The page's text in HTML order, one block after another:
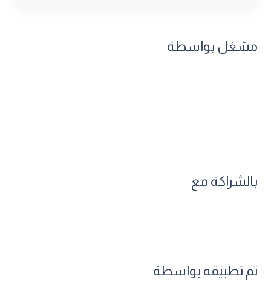
مشغل بواسطة
بالشراكة مع
تم تطبيقه بواسطة